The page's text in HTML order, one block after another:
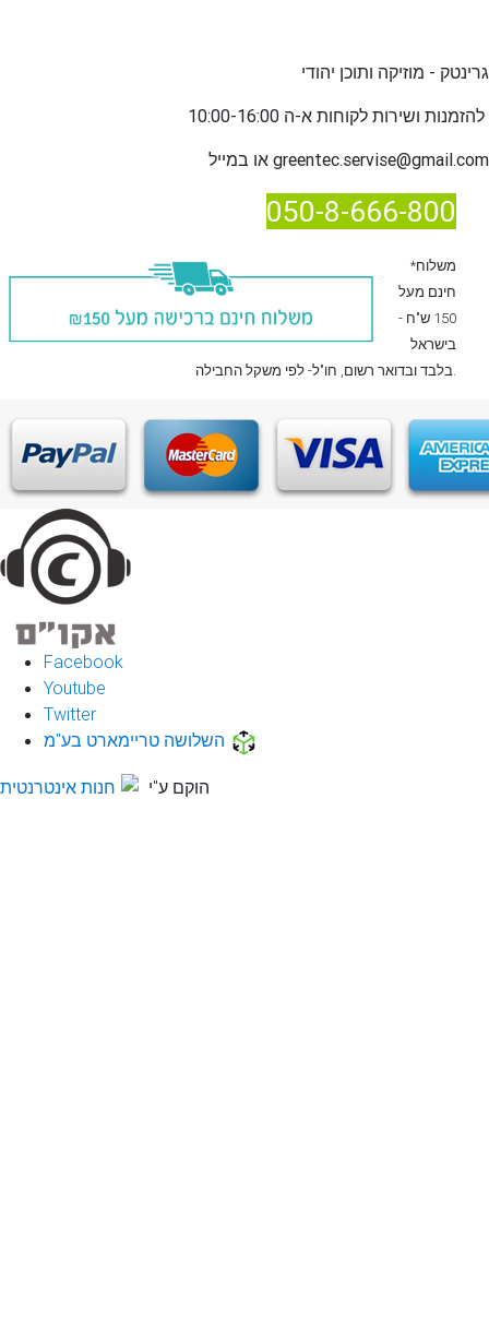
גרינטק - מוזיקה ותוכן יהודי
להזמנות ו
greentec.servise@gmail.com
050-8-666-800
*משלוח
חינם מעל
150 ש"ח -
בישראל
בלבדובדואר רשום , חו"ל- לפי משקל החבילה.
Facebook
Youtube
Twitter
השלושה טריימארט בע"מ
הוקם ע"י חנות אינטרנטית